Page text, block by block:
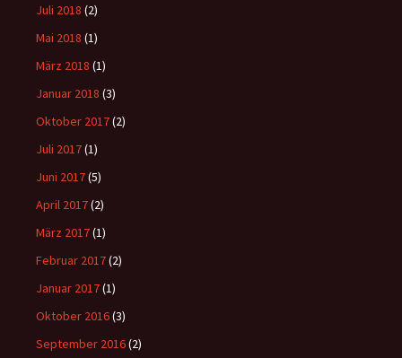
Juli 2018 (2)
Mai 2018 (1)
März 2018 (1)
Januar 2018 (3)
Oktober 2017(2)
Juli 2017(1)
Juni 2017(5)
April 2017(2)
März 2017(1)
Februar 2017(2)
Januar 2017(1)
Oktober 2016(3)
September 2016(2)